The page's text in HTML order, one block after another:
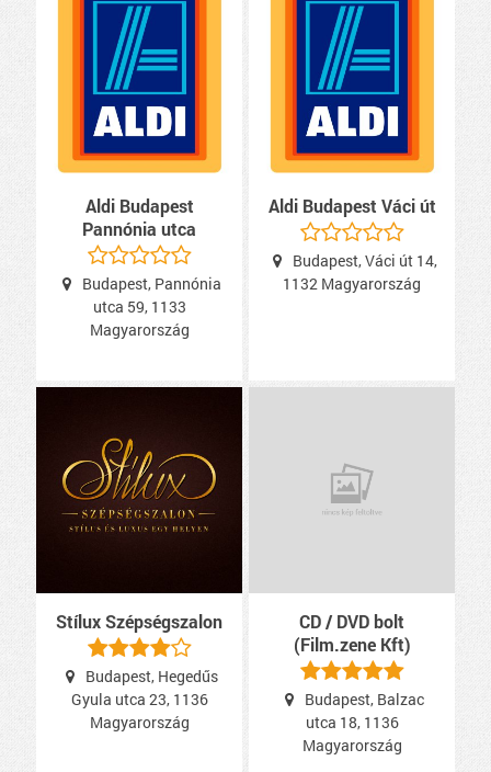
Aldi Budapest
Pannónia utca
Budapest, Pannónia
utca 59, 1133
Magyarország
Aldi Budapest Váci út
Budapest, Váci út 14,
1132 Magyarország
Stílux Szépségszalon
Budapest, Hegedűs
Gyula utca 23, 1136
Magyarország
CD / DVD bolt
(Film.zene Kft)
Budapest, Balzac
utca 18, 1136
Magyarország